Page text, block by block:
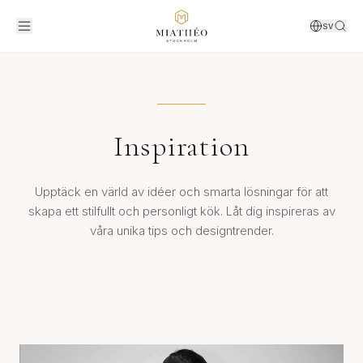
SV
Inspiration
Upptäck en värld av idéer och smarta lösningar för att
skapa ett stilfullt och personligt kök. Låt dig inspireras av
våra unika tips och designtrender.